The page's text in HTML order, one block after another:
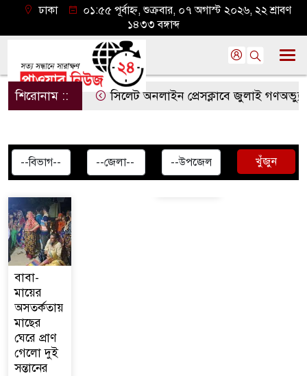
ঢাকা
০১:৫৫ পূর্বাহ্ন, শুক্রবার, ০৭ অগাস্ট ২০২৬, ২২ শ্রাবণ
১৪৩৩ বঙ্গাব্দ
শিরোনাম :: সিলেট অনলাইন প্রেসক্লাবে জুলাই
খুঁজুন
বাবা-
মায়ের
অসতর্কতায়
মাছের
ঘেরে প্রাণ
গেলো দুই
সন্তানের